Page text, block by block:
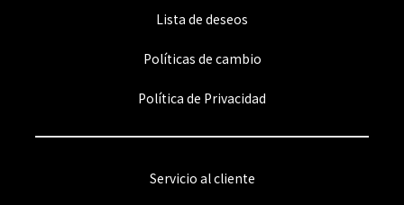
Lista de deseos
Políticas de cambio
Política de Privacidad
Servicio al cliente